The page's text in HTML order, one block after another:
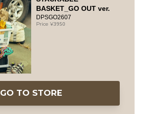
BASKET_GO OUT ver.
DPSGO2607
3950
GO TO STORE